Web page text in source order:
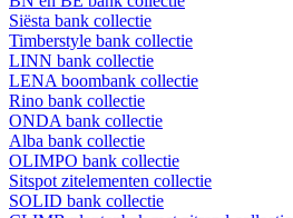
Siësta bank collectie
Timberstyle bank collectie
LINN bank collectie
LENA boombank collectie
Rino bank collectie
ONDA bank collectie
Alba bank collectie
OLIMPO bank collectie
Sitspot zitelementen collectie
SOLID bank collectie